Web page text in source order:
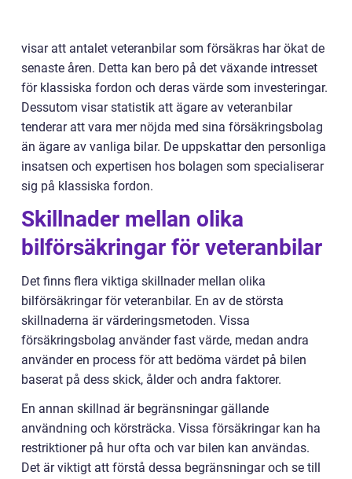
visar att antalet veteranbilar som försäkras har ökat de
senaste åren. Detta kan bero på det växande intresset
för klassiska fordon och deras värde som investeringar.
Dessutom visar statistik att ägare av veteranbilar
tenderar att vara mer nöjda med sina försäkringsbolag
än ägare av vanliga bilar. De uppskattar den personliga
insatsen och expertisen hos bolagen som specialiserar
sig på klassiska fordon.
Skillnader mellan olika
bilförsäkringar för veteranbilar
Det finns flera viktiga skillnader mellan olika
bilförsäkringar för veteranbilar. En av de största
skillnaderna är värderingsmetoden. Vissa
försäkringsbolag använder fast värde, medan andra
använder en process för att bedöma värdet på bilen
baserat på dess skick, ålder och andra faktorer.
En annan skillnad är begränsningar gällande
användning och körsträcka. Vissa försäkringar kan ha
restriktioner på hur ofta och var bilen kan användas.
Det är viktigt att förstå dessa begränsningar och se till